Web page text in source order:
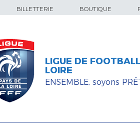
BILLETTERIE BOUTIQUE
LIGUE DE
LOIRE
ENSEMBLE, soyons